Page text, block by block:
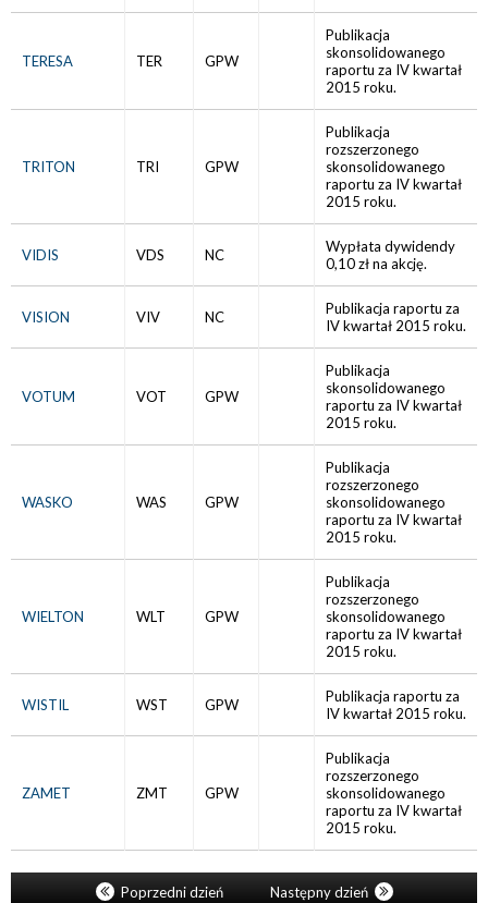
TERESA TER GPW
Publikacja
skonsolidowanego
raportu za IV kwartał
2015 roku.
TRITON TRI GPW
Publikacja
rozszerzonego
skonsolidowanego
raportu za IV kwartał
2015 roku.
VIDIS VDS NC
Wypłata dywidendy
0,10 zł na akcję.
VISION VIV NC
Publikacja raportu za
IV kwartał 2015 roku.
VOTUM VOT GPW
Publikacja
skonsolidowanego
raportu za IV kwartał
2015 roku.
WASKO WAS GPW
Publikacja
rozszerzonego
skonsolidowanego
raportu za IV kwartał
2015 roku.
WIELTON WLT GPW
Publikacja
rozszerzonego
skonsolidowanego
raportu za IV kwartał
2015 roku.
WISTIL WST GPW
Publikacja raportu za
IV kwartał 2015 roku.
ZAMET ZMT GPW
Publikacja
rozszerzonego
skonsolidowanego
raportu za IV kwartał
2015 roku.
Poprzedni dzień Następny dzień